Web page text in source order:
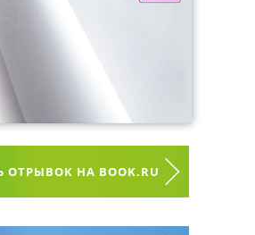
ОТРЫВОК НА BOOK.RU